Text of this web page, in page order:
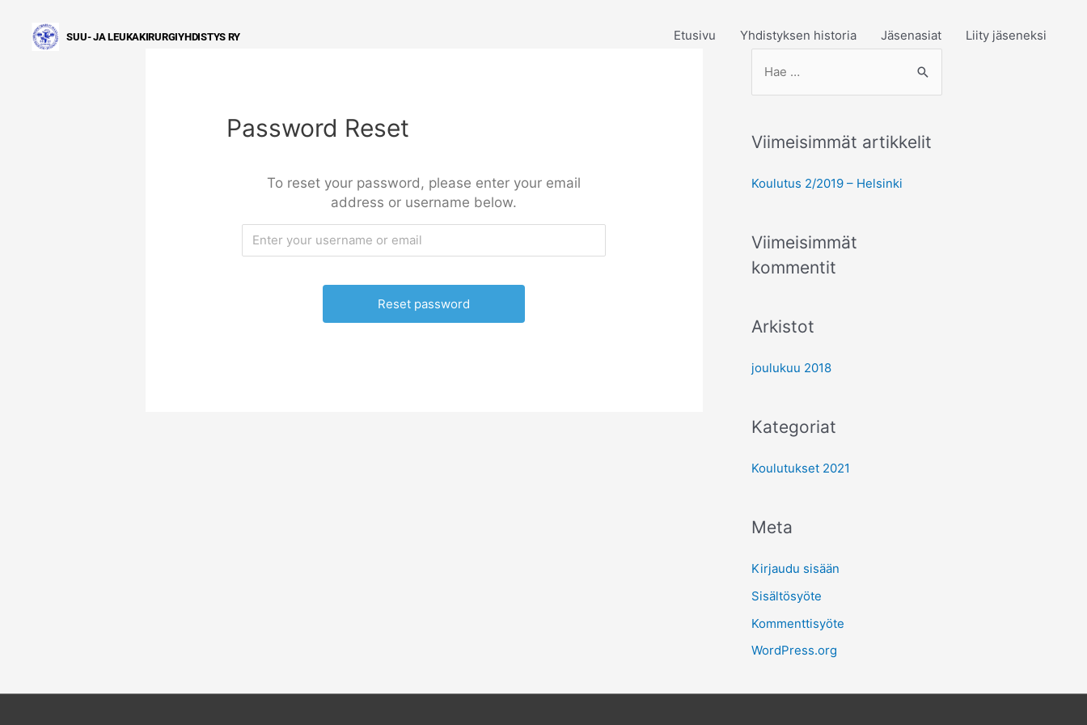
sisältöön
Etusivu Yhdistyksen historia Jäsenasiat Liity jäseneksi
Password Reset
To reset your password, please enter your email
address or username below.
r
h
:
Viimeisimmät artikkelit
Koulutus 2/2019 – Helsinki
Viimeisimmät
kommentit
Arkistot
joulukuu 2018
Kategoriat
Koulutukset 2021
Meta
Kirjaudu sisään
Sisältösyöte
Kommenttisyöte
WordPress.org